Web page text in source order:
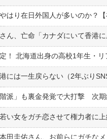
はり在日外国人が多いのか？【
ん、亡命「カナダにいて香港
！ 北海道出身の高校1年生・
階派」も裏金発覚で大打撃 次
い女をガチ恋させて権力者に
田圭佑さん、お前らにガチなメ